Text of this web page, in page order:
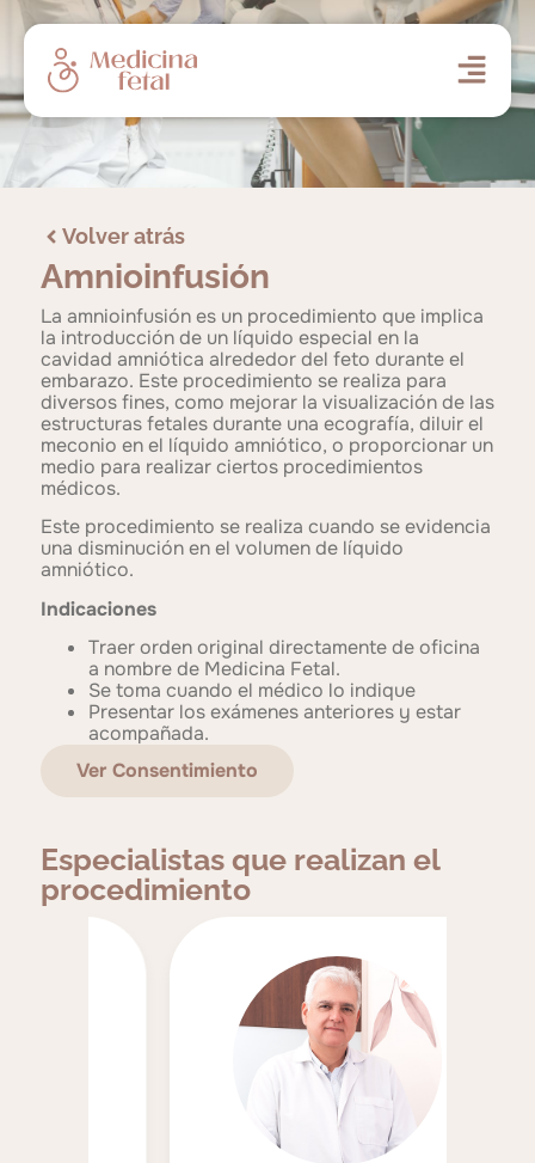
Volver atrás
Amnioinfusión
La amnioinfusión es un procedimiento que implica
la introducción de un líquido especial en la
cavidad amniótica alrededor del feto durante el
embarazo. Este procedimiento se realiza para
diversos fines, como mejorar la visualización de las
estructuras fetales durante una ecografía, diluir el
meconio en el líquido amniótico, o proporcionar un
medio para realizar ciertos procedimientos
médicos.
Este procedimiento se realiza cuando se evidencia
una disminución en el volumen de líquido
amniótico.
Indicaciones
Traer orden original directamente de oficina
a nombre de Medicina Fetal.
Se toma cuando el médico lo indique
Presentar los exámenes anteriores y estar
acompañada.
Ver Consentimiento
Especialistas que realizan el
procedimiento